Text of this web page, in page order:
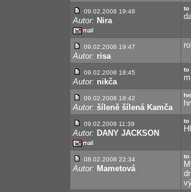
09.02.2008 19:48
Autor: Nira
to
09.02.2008 19:47
Autor: risa
09.02.2008 18:45
Autor: nikča
to
09.02.2008 18:42
Autor: šíleně šílená Kamča
09.02.2008 11:39
Autor: DANY JACKSON
to
08.02.2008 22:34
Autor: Mametová
to